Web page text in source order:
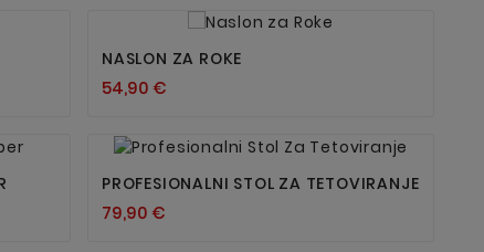
 
NASLON ZA ROKE
54,90 €
 
PROFESIONALNI STOL ZA TETOVIRANJE
79,90 €